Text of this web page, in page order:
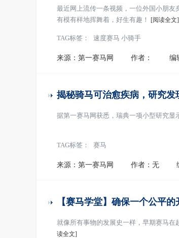
最近网上流传一条视频，一位外国小朋
有模有样地挥舞着，好生有趣！
[阅读全文]
TAG标签： 速度赛马 小骑手
来源：第一赛马网 作者： 编
揭秘骑马可治愈疾病，研究发
据第一赛马网获悉，瑞典一项小型研究显
TAG标签： 赛马
来源：第一赛马网 作者：无
【赛马学堂】确保一个公平
就像所有事物的发展史一样，早期赛马在
读全文]